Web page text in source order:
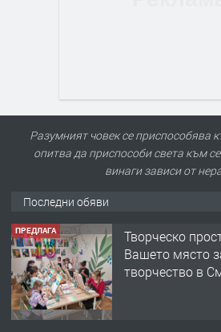
Разумният човек се приспособява
опитва да приспособи света към
винаги зависи от
Последни обяви
ПРЕДЛАГА
Творческо
Вашето място
творчество в